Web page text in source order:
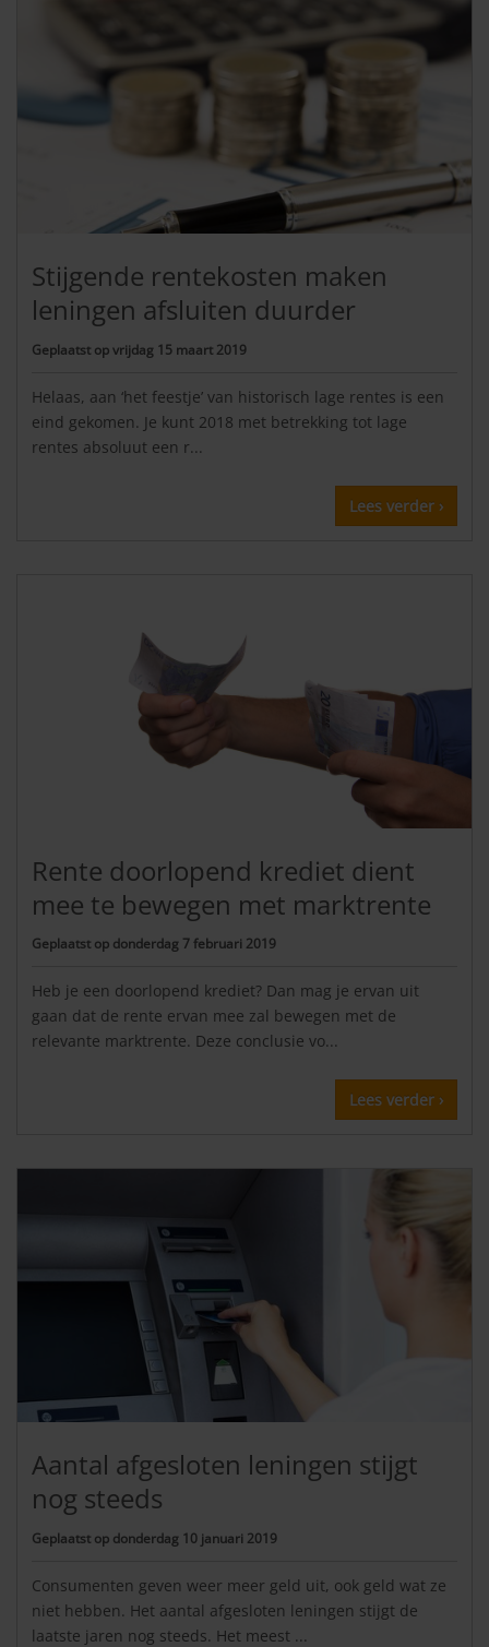
Stijgende rentekosten maken
leningen afsluiten duurder
Geplaatst opvrijdag 15 maart 2019
Helaas, aan ‘het feestje’ van historisch lage rentes is een
eind gekomen. Je kunt 2018 met betrekking tot lage
rentes absoluut een r...
Lees verder ›
Rente doorlopend krediet dient
mee te bewegen met marktrente
Geplaatst op donderdag 7 februari 2019
Heb je een doorlopend krediet? Dan mag je ervan uit
gaan dat de rente ervan mee zal bewegen met de
relevante marktrente. Deze conclusie vo...
Lees verder ›
Aantal afgesloten leningen stijgt
nog steeds
Geplaatst op donderdag 10 januari 2019
Consumenten geven weer meer geld uit, ook geld wat ze
niet hebben. Het aantal afgesloten leningen stijgt de
laatste jaren nog steeds. Het meest ...